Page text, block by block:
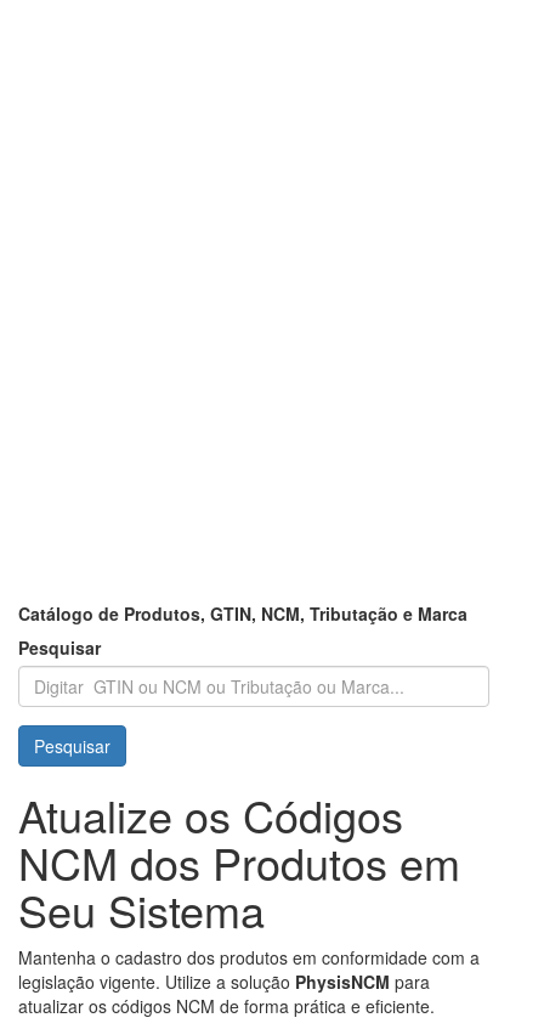
Catálogo de Produtos, GTIN, NCM, Tributação e Marca
Pesquisar
Pesquisar
Atualize os Códigos
NCM dos Produtos em
Seu Sistema
Mantenha o cadastro dos produtos em conformidade com a
legislação vigente. Utilize a solução PhysisNCM para
atualizar os códigos NCM de forma prática e eficiente.